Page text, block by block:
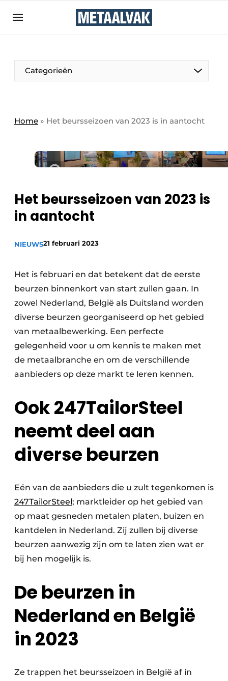
Bedrijven
Contact
Eigen content aanleveren
Home
Meest gelezen
Podcasts
Privacy / Cookie statement
Vacature aanmelden
Video’s
Categorieën
Home » Het beursseizoen van 2023 is in aantocht
Het beursseizoen van 2023 is
in aantocht
NIEUWS21 februari 2023
Het is februari en dat betekent dat de eerste
beurzen binnenkort van start zullen gaan. In
zowel Nederland, België als Duitsland worden
diverse beurzen georganiseerd op het gebied
van metaalbewerking. Een perfecte
gelegenheid voor u om kennis te maken met
de metaalbranche en om de verschillende
aanbieders op deze markt te leren kennen.
Ook 247TailorSteel
neemt deel aan
diverse beurzen
Eén van de aanbieders die u zult tegenkomen is
247TailorSteel; marktleider op het gebied van
op maat gesneden metalen platen, buizen en
kantdelen in Nederland. Zij zullen bij diverse
beurzen aanwezig zijn om te laten zien wat er
bij hen mogelijk is.
De beurzen in
Nederland en België
in 2023
Ze trappen het beursseizoen in België af in